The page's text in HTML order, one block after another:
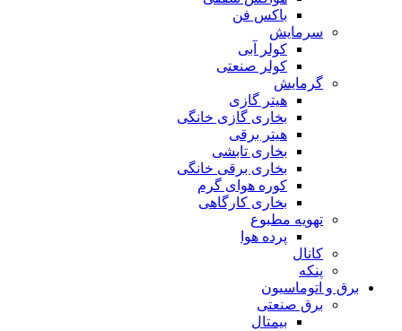
باکس فن
سرمایش
کولر آبی
کولر صنعتی
گرمایش
هیتر گازی
بخاری گازی خانگی
هیتر برقی
بخاری تابشی
بخاری برقی خانگی
کوره هوای گرم
بخاری کارگاهی
تهویه مطبوع
پرده هوا
کانال
پنکه
برق و اتوماسیون
برق صنعتی
بیمتال